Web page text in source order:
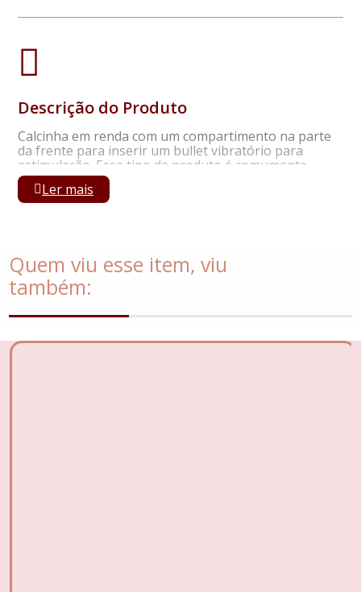
Descrição do Produto
Calcinha em renda com um compartimento na parte
da frente para inserir um bullet vibratório para
estimulação. Esse tipo de produto é comumente
chamado de "calcinha porta bullet" ou "calcinha porta
vibrador". Uma calcinha para apimentar o
relacionamento á dois, Use a criatividade e tenha
Ler mais
Quem viu esse item, viu
também: